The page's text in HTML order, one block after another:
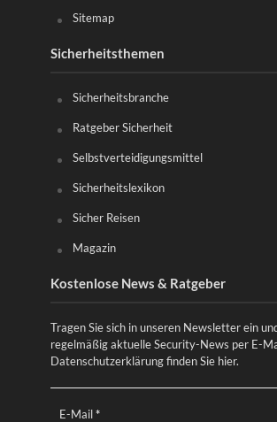
Sitemap
Sicherheitsthemen
Sicherheitsbranche
Ratgeber Sicherheit
Selbstverteidigungsmittel
Sicherheitslexikon
Sicher Reisen
Magazin
Kostenlose News & Ratgeber
Tragen Sie sich in unseren Newsletter ein
regelmäßig aktuelle Security-News per E-
Datenschutzerklärung finden Sie hier.
E-Mail*